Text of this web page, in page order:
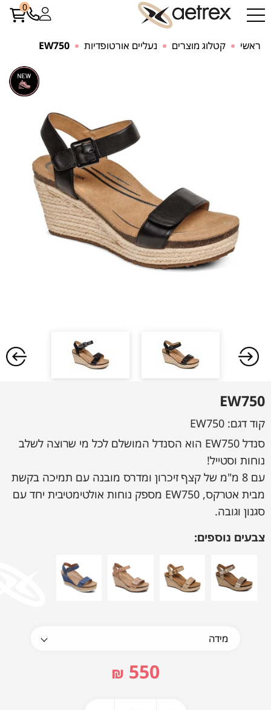
0
ראשי קטלוג מוצרים נעליים אורטופדיות EW750
EW750
קוד דגם: EW750
סנדל EW750 הוא הסנדל המושלם לכל מי שרוצה לשלב
נוחות וסטייל!
עם 8 מ"מ של קצף זיכרון ומדרס מובנה עם תמיכה בקשת
מבית אטרקס, EW750 מספק נוחות אולטימטיבית יחד עם
סגנון וגובה.
צבעים נוספים:
550
₪